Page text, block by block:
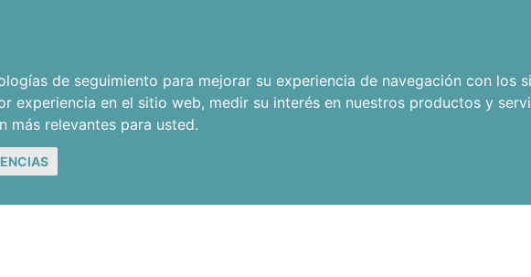
de seguimiento para mejorar su experiencia de navegación con los
experiencia en el sitio web, medir su interés en nuestros productos y
más relevantes para usted.